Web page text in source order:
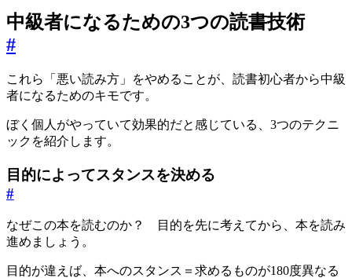
中級者になるための3つの読書技術
#
これら「悪い読み方」をやめることが、読書初心者から中級
者になるためのキモです。
ぼく個人がやっていて効果的だと感じている、3つのテクニ
ックを紹介します。
目的によってスタンスを決める
#
なぜこの本を読むのか？ 目的を先に考えてから、本を読み
進めましょう。
目的が違えば、本へのスタンス＝求めるものが180度異なる